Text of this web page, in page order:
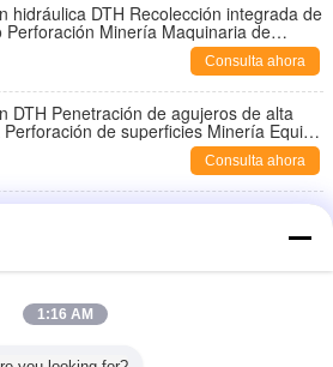
hidráulica DTH Recolección integrada de
Perforación Minería Maquinaria de
Consulta ahora
DTH Penetración de agujeros de alta
de superficies Minería Equipo
Consulta ahora
de alta velocidad máquina de perforación
perforación automática de cambio de
de minería Motor diesel
1:16 AM